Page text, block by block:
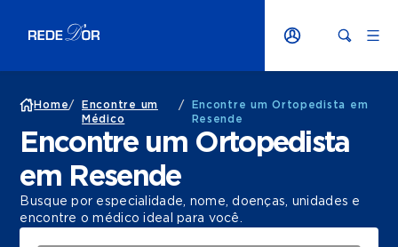
Home/
Encontre um
Médico
/
Encontre um Ortopedista em
Resende
Encontre um Ortopedista
em Resende
Busque por especialidade, nome, doenças, unidades e
encontre o médico ideal para você.